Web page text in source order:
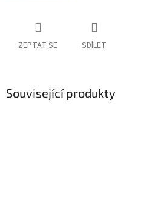
ZEPTAT SE SDÍLET
Související produkty